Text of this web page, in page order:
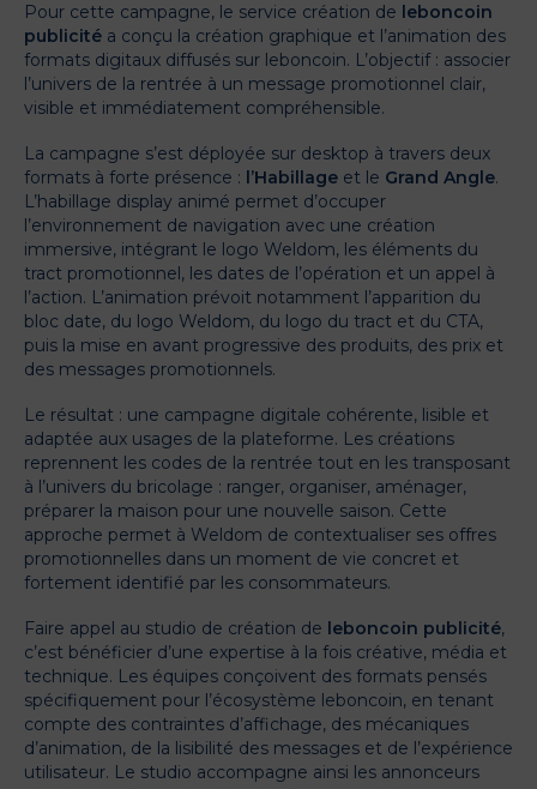
Pour cette campagne, le service création de leboncoin
publicité a conçu la création graphique et l’animation des
formats digitaux diffusés sur leboncoin. L’objectif : associer
l’univers de la rentrée à un message promotionnel clair,
visible et immédiatement compréhensible.
La campagne s’est déployée sur desktop à travers deux
formats à forte présence : l’Habillage et le Grand Angle.
L’habillage display animé permet d’occuper
l’environnement de navigation avec une création
immersive, intégrant le logo Weldom, les éléments du
tract promotionnel, les dates de l’opération et un appel à
l’action. L’animation prévoit notamment l’apparition du
bloc date, du logo Weldom, du logo du tract et du CTA,
puis la mise en avant progressive des produits, des prix et
des messages promotionnels.
Le résultat : une campagne digitale cohérente, lisible et
adaptée aux usages de la plateforme. Les créations
reprennent les codes de la rentrée tout en les transposant
à l’univers du bricolage : ranger, organiser, aménager,
préparer la maison pour une nouvelle saison. Cette
approche permet à Weldom de contextualiser ses offres
promotionnelles dans un moment de vie concret et
fortement identifié par les consommateurs.
Faire appel au studio de création de leboncoin publicité,
c’est bénéficier d’une expertise à la fois créative, média et
technique. Les équipes conçoivent des formats pensés
spécifiquement pour l’écosystème leboncoin, en tenant
compte des contraintes d’affichage, des mécaniques
d’animation, de la lisibilité des messages et de l’expérience
utilisateur. Le studio accompagne ainsi les annonceurs